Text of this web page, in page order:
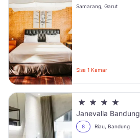
Samarang, Garut
Sisa 1 Kamar
Janevalla Bandung
8 Riau, Bandung